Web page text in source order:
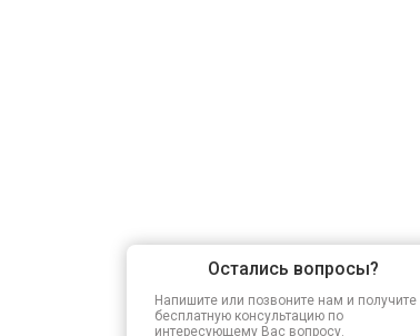
Остались вопросы?
Напишите или позвоните нам и получите
бесплатную консультацию по
интересующему Вас вопросу.